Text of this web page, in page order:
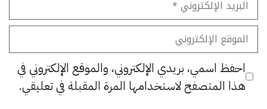
الإلكتروني
الموقع
الإلكتروني
احفظ اسمي، بريدي الإلكتروني، والموقع الإلكتروني في
هذا المتصفح لاستخدامها المرة المقبلة في تعليقي.